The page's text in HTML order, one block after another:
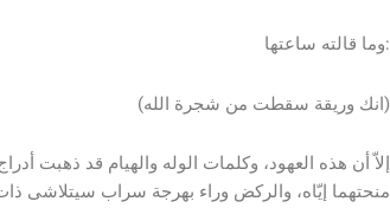
وما قالته ساعتها:
(انك وريقة سقطت من شجرة الله)
إلاّ أن هذه العهود، وكلمات الوله والهيام قد ذهبت
منحتهما إيّاه، والركض وراء بهرجة سراب سيتلاشى